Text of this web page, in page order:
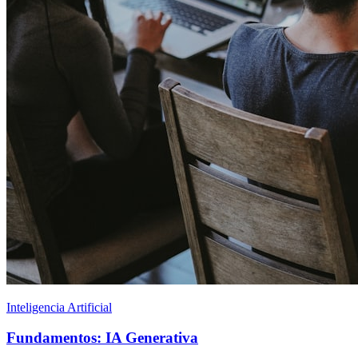
Inteligencia Artificial
Fundamentos: IA Generativa